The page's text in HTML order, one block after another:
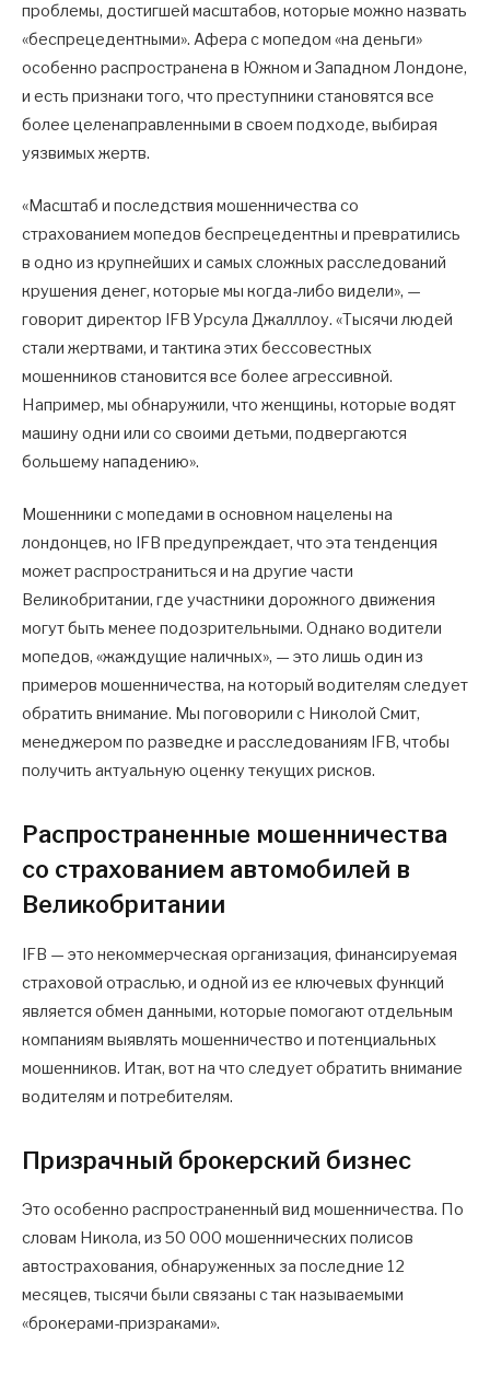
проблемы, достигшей масштабов, которые можно назвать
«беспрецедентными». Афера с мопедом «на деньги»
особенно распространена в Южном и Западном Лондоне,
и есть признаки того, что преступники становятся все
более целенаправленными в своем подходе, выбирая
уязвимых жертв.
«Масштаб и последствия мошенничества со
страхованием мопедов беспрецедентны и превратились
в одно из крупнейших и самых сложных расследований
крушения денег, которые мы когда-либо видели», —
говорит директор IFB Урсула Джалллоу. «Тысячи людей
стали жертвами, и тактика этих бессовестных
мошенников становится все более агрессивной.
Например, мы обнаружили, что женщины, которые водят
машину одни или со своими детьми, подвергаются
большему нападению».
Мошенники с мопедами в основном нацелены на
лондонцев, но IFB предупреждает, что эта тенденция
может распространиться и на другие части
Великобритании, где участники дорожного движения
могут быть менее подозрительными. Однако водители
мопедов, «жаждущие наличных», — это лишь один из
примеров мошенничества, на который водителям следует
обратить внимание. Мы поговорили с Николой Смит,
менеджером по разведке и расследованиям IFB, чтобы
получить актуальную оценку текущих рисков.
Распространенные мошенничества
со страхованием автомобилей в
Великобритании
IFB — это некоммерческая организация, финансируемая
страховой отраслью, и одной из ее ключевых функций
является обмен данными, которые помогают отдельным
компаниям выявлять мошенничество и потенциальных
мошенников. Итак, вот на что следует обратить внимание
водителям и потребителям.
Призрачный брокерский бизнес
Это особенно распространенный вид мошенничества. По
словам Никола, из 50 000 мошеннических полисов
автострахования, обнаруженных за последние 12
месяцев, тысячи были связаны с так называемыми
«брокерами-призраками».